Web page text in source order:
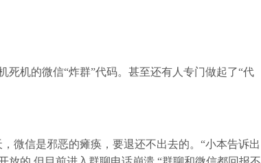
机的微信“炸群”代码。甚至还有人专门做起了“代
信是邪恶的瘫痪，要退还不出去的。“小本告诉出